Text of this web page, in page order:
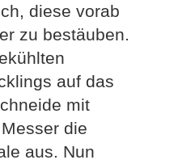
diese vorab
zu bestäuben.
auf das
mit
die
aus. Nun